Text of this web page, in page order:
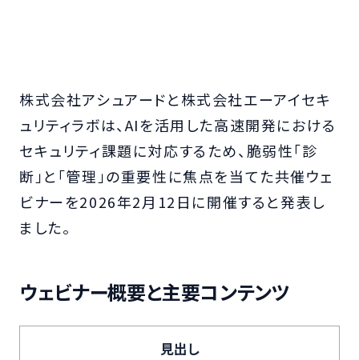
株式会社アシュアードと株式会社エーアイセキ
ュリティラボは、AIを活用した高速開発における
セキュリティ課題に対応するため、脆弱性「診
断」と「管理」の重要性に焦点を当てた共催ウェ
ビナーを2026年2月12日に開催すると発表し
ました。
ウェビナー概要と主要コンテンツ
見出し